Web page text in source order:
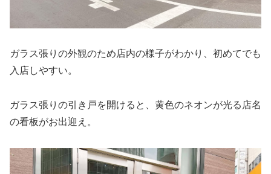
ガラス張りの外観のため店内の様子がわかり、初めてでも
入店しやすい。
ガラス張りの引き戸を開けると、黄色のネオンが光る店名
の看板がお出迎え。